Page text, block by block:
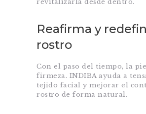
revitalizarla desde dentro.
Reafirma y
rostro
Con el paso del tiempo, la
firmeza. INDIBA ayuda a
tejido facial y mejorar el
rostro de forma natural.